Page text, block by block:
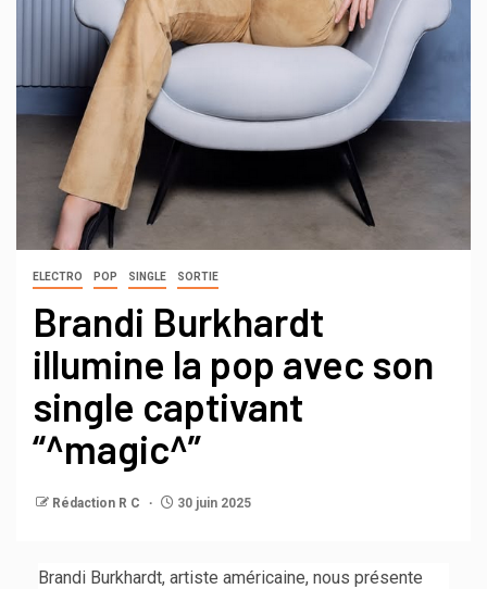
ELECTRO POP SINGLE SORTIE
Brandi Burkhardt
illumine la pop avec son
single captivant
“^magic^”
Rédaction R C 30 juin 2025
Brandi Burkhardt, artiste américaine, nous présente